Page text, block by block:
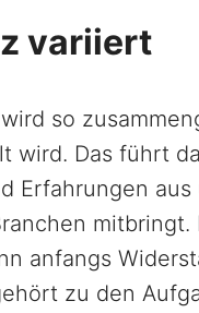
variiert
so
wird. Das führt
Erfahrungen
anfangs
zu den